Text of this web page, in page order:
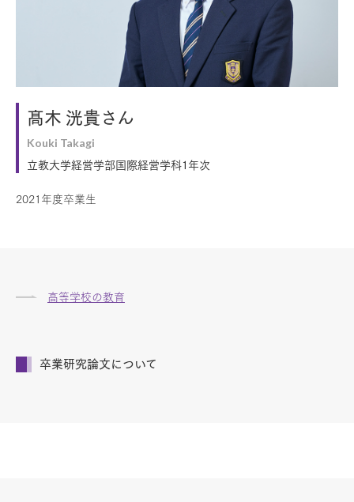
髙木 洸貴さん
Kouki Takagi
立教大学経営学部国際経営学科1年次
2021年度卒業生
高等学校の教育
卒業研究論文について